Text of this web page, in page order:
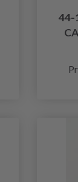
44-